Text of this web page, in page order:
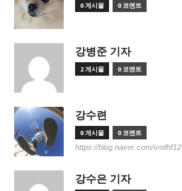
0 게시물 0 코멘트
강병준 기자
2 게시물 0 코멘트
강수련
0 게시물 0 코멘트
https://blog.naver.com/vmfhf12
강수은 기자